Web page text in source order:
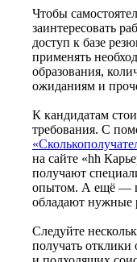
Чтобы
заинтересовать
доступ к базе
применять
образования,
ожиданиям и
К кандидатам
требования. С
на сайте «hh
получают
опытом. А ещё —
обладают нужные
Следуйте
получать отклики